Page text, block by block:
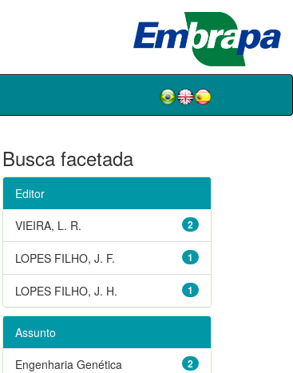
Busca facetada
Editor
2
VIEIRA, L. R.
1
LOPES FILHO, J. F.
1
LOPES FILHO, J. H.
Assunto
2
Engenharia Genética